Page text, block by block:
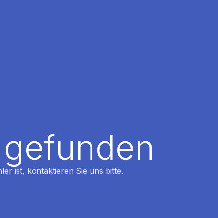
ist, kontaktieren Sie uns bitte.